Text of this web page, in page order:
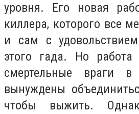
уровня. Его новая
киллера, которого все
и сам с
этого гада. Но
смертельные враги
вынуждены
чтобы выжить.